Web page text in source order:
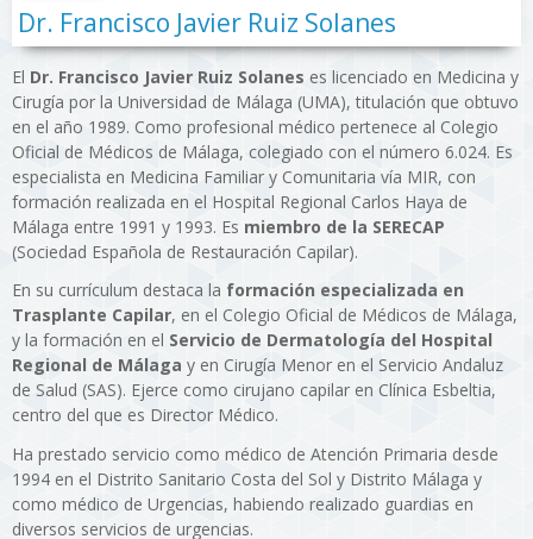
Dr. Francisco Javier Ruiz Solanes
El Dr. Francisco Javier Ruiz Solanes es licenciado en Medicina y
Cirugía por la Universidad de Málaga (UMA), titulación que obtuvo
en el año 1989. Como profesional médico pertenece al Colegio
Oficial de Médicos de Málaga, colegiado con el número 6.024. Es
especialista en Medicina Familiar y Comunitaria vía MIR, con
formación realizada en el Hospital Regional Carlos Haya de
Málaga entre 1991 y 1993. Es miembro de la SERECAP
(Sociedad Española de Restauración Capilar).
En su currículum destaca la formación especializada en
Trasplante Capilar, en el Colegio Oficial de Médicos de Málaga,
y la formación en el Servicio de Dermatología del Hospital
Regional de Málaga y en Cirugía Menor en el Servicio Andaluz
de Salud (SAS). Ejerce como cirujano capilar en Clínica Esbeltia,
centro del que es Director Médico.
Ha prestado servicio como médico de Atención Primaria desde
1994 en el Distrito Sanitario Costa del Sol y Distrito Málaga y
como médico de Urgencias, habiendo realizado guardias en
diversos servicios de urgencias.